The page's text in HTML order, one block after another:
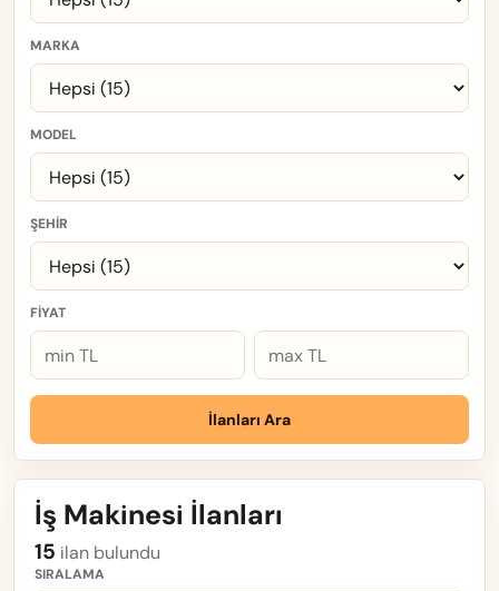
MARKA
MODEL
ŞEHIR
FIYAT
İlanları Ara
İş Makinesi İlanları
15 ilan bulundu
SIRALAMA